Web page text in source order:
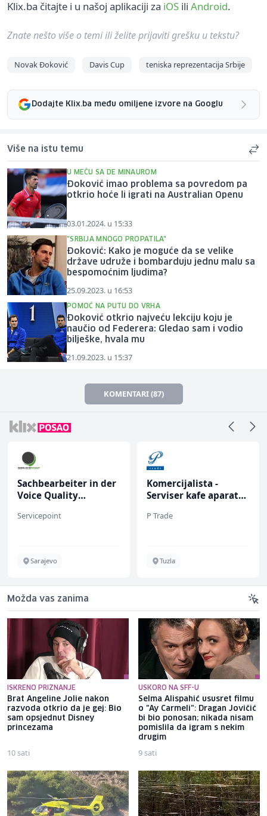
Klix.ba čitajte i u našoj aplikaciji za iOS ili Android.
Znate nešto više o temi ili želite prijaviti grešku u tekstu?
Novak Đoković Davis Cup teniska reprezentacija Srbije
Dodajte Klix.ba među omiljene izvore na Googlu
Više na istu temu
U MEČU SA DE MINAUROM
Đoković imao problema sa povredom pa
otkrio hoće li igrati na Australian Openu
03.01.2024. u 15:33
"SRBIJA MNOGO PROPATILA"
Đoković: Kako je moguće da se velike
države udruže i bombarduju jednu malu sa
bespomoćnim ljudima?
25.09.2023. u 16:53
POMOĆ NA PUTU DO VRHA
Đoković otkrio najveću lekciju koju je
naučio od Federera: Gledao sam i vodio
bilješke, hvala mu
21.09.2023. u 15:37
KOMENTARI (87)
Sachbearbeiter in der
Voice Quality
Servicepoint
Sarajevo
Komercijalista -
Serviser kafe aparata
P Trade
Tuzla
Možda vas zanima
ISKRENO PRIZNANJE
Brat Angeline Jolie nakon
razvoda otkrio da je gej: Bio
sam opsjednut Disney
princezama
10 sati
USKORO NA SFF-U
Selma Alispahić ususret filmu
o "Ay Carmeli": Dragan Jovičić
bi bio ponosan; nikada nisam
pomislila da igram s nekim
drugim
9 sati